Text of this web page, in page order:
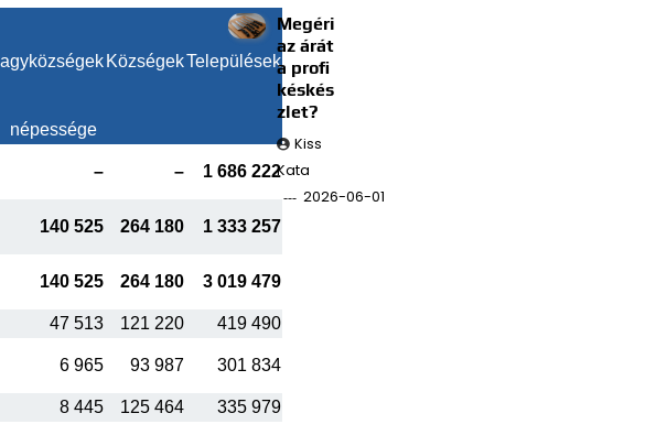
KözségekTelepülések
népessége
– – 1 686 222
140 525 264 180 1 333 257
140 525 264 180 3 019 479
47 513 121 220
419 490
6 965 93 987 301 834
8 445 125 464
335 979
Megéri
az árát
a profi
késkés
zlet?
Kiss
Kata
2026-06-01